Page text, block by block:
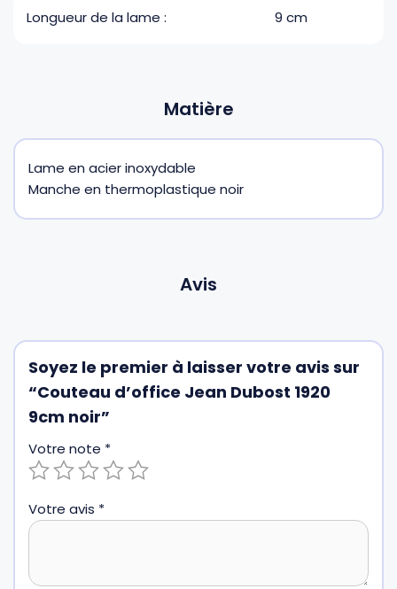
Longueur de la lame : 9 cm
Matière
Lame en acier inoxydable
Manche en thermoplastique noir
Avis
Soyez le premier à laisser votre avis sur
“Couteau d’office Jean Dubost 1920
9cm noir”
Votre note *
Votre avis *